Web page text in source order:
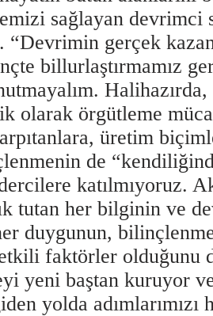
sağlayan devrimci
“Devrimin gerçek
billurlaştırmamız
olarak örgütleme
üretim
de
katılmıyoruz.
tutan her bilginin ve
duygunun,
faktörler olduğunu
yeni baştan kuruyor
yolda adımlarımızı